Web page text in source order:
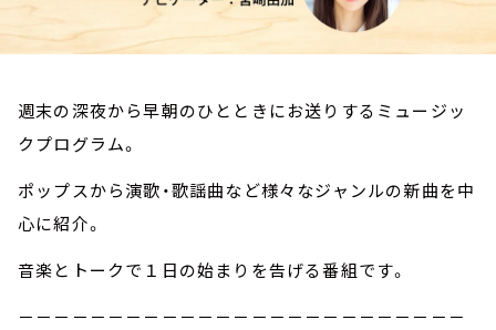
週末の深夜から早朝のひとときにお送りするミュージッ
クプログラム。
ポップスから演歌・歌謡曲など様々なジャンルの新曲を中
心に紹介。
音楽とトークで１日の始まりを告げる番組です。
－－－－－－－－－－－－－－－－－－－－－－－－－